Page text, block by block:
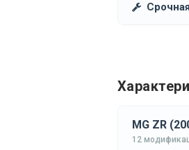
MG ZR
12